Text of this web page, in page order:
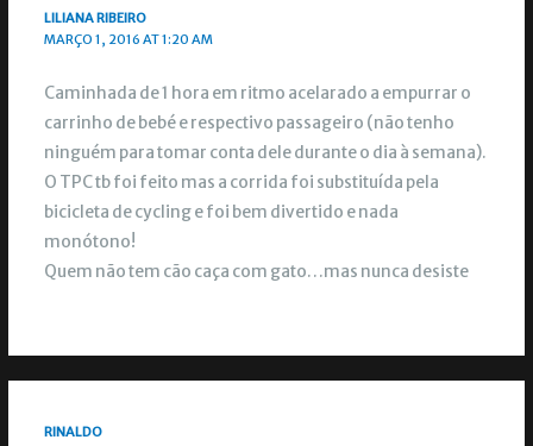
LILIANA RIBEIRO
MARÇO 1, 2016 AT 1:20 AM
Caminhada de 1 hora em ritmo acelarado a empurrar o
carrinho de bebé e respectivo passageiro (não tenho
ninguém para tomar conta dele durante o dia à semana).
O TPC tb foi feito mas a corrida foi substituída pela
bicicleta de cycling e foi bem divertido e nada
monótono!
Quem não tem cão caça com gato…mas nunca desiste
RINALDO